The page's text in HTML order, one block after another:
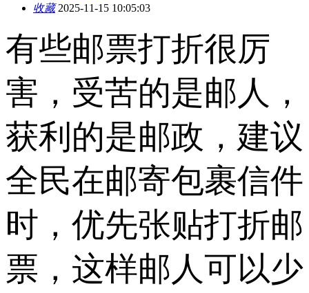
收藏2025-11-15 10:05:03
有些邮票打折很厉
害，受苦的是邮人，
获利的是邮政，建议
全民在邮寄包裹信件
时，优先张贴打折邮
票，这样邮人可以少